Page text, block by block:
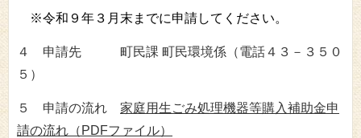
※令和９年３月末までに申請してください。
４ 申請先 町民課 町民環境係（電話４３－３５０
５）
５ 申請の流れ 家庭用生ごみ処理機器等購入補助金申
請の流れ（PDFファイル）